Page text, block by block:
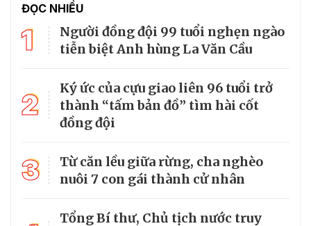
ĐỌC NHIỀU
1
Người đồng đội 99 tuổi nghẹn ngào
tiễn biệt Anh hùng La Văn Cầu
2
Ký ức của cựu giao liên 96 tuổi trở
thành “tấm bản đồ” tìm hài cốt
đồng đội
3
Từ căn lều giữa rừng, cha nghèo
nuôi 7 con gái thành cử nhân
Tổng Bí thư, Chủ tịch nước truy